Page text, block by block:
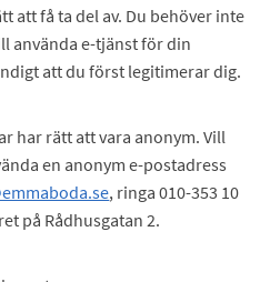
få ta del av. Du behöver inte
använda e-tjänst för din
att du först legitimerar dig.
har rätt att vara anonym. Vill
en anonym e-postadress
, ringa 010-353 10
på Rådhusgatan 2.